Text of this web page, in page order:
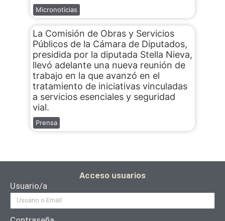
Micronoticias
La Comisión de Obras y Servicios
Públicos de la Cámara de Diputados,
presidida por la diputada Stella Nieva,
llevó adelante una nueva reunión de
trabajo en la que avanzó en el
tratamiento de iniciativas vinculadas
a servicios esenciales y seguridad
vial.
Prensa
Acceso usuarios
Usuario/a